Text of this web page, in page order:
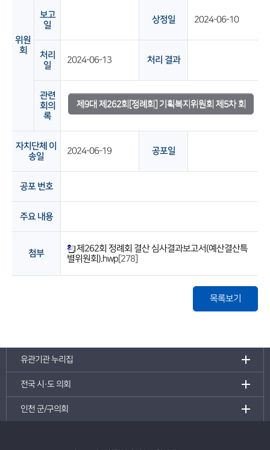
위원
회
보고
일
상정일 2024-06-10
처리
일
2024-06-13 처리 결과
관련
회의
록
제9대 제262회[정례회] 기획복지위원회 제5차 회
자치단체 이
송일
2024-06-19 공포일
공포 번호
주요 내용
첨부
제262회 정례회 결산 심사결과보고서(예산결산특
별위원회).hwp[278]
목록보기
유관기관 누리집
전국 시·도 의회
인천 군/구의회